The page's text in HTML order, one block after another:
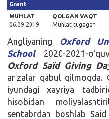
Grant
MUHLAT
06.09.2019
QOLGAN VAQT
Muhlat tugagan
Angliyaning Oxford
School2020-2021-
Oxford Saïd Giving
arizalar qabul qilmoqda.
iyundagi xayriya
hisobidan
sentabrdan boshlab